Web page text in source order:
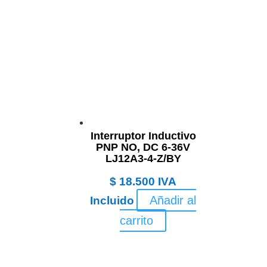
Interruptor Inductivo
PNP NO, DC 6-36V
LJ12A3-4-Z/BY
$ 18.500 IVA
Incluido
Añadir al
carrito